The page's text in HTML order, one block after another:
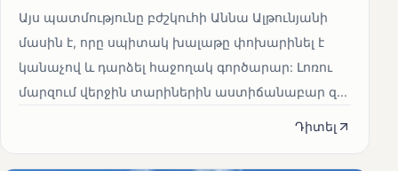
Այս պատմությունը բժշկուհի Աննա Ալթունյանի
մասին է, որը սպիտակ խալաթը փոխարինել է
կանաչով և դարձել հաջողակ գործարար: Լոռու
մարզում վերջին տարիներին աստիճանաբար զ...
Դիտել